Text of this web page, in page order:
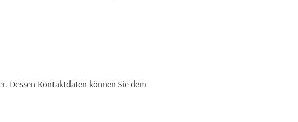
Dessen Kontaktdaten können Sie dem